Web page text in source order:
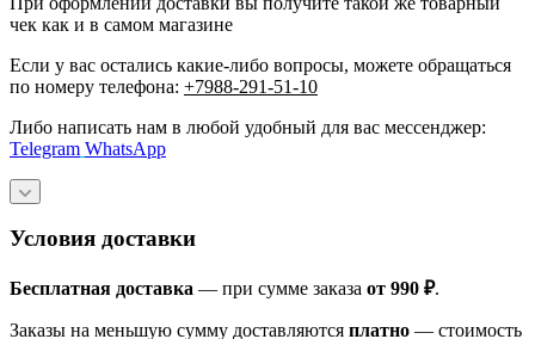
чек как и в самом магазине
Если у вас остались какие-либо вопросы, можете обращаться
по номеру телефона: +7988-291-51-10
Либо написать нам в любой удобный для вас мессенджер:
Telegram WhatsApp
Условия доставки
Бесплатная доставка — при сумме заказа от 990 ₽.
Заказы на меньшую сумму доставляются платно — стоимость